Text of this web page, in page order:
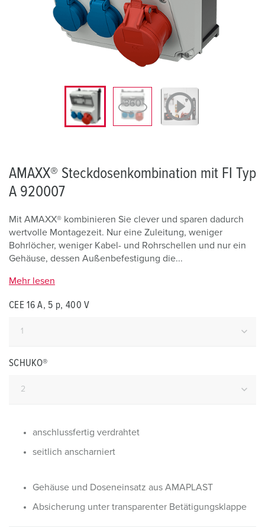
AMAXX® Steckdosenkombination mit FI Typ
A 920007
Mit AMAXX® kombinieren Sie clever und sparen dadurch
wertvolle Montagezeit. Nur eine Zuleitung, weniger
Bohrlöcher, weniger Kabel- und Rohrschellen und nur ein
Gehäuse, dessen Außenbefestigung die...
Mehr lesen
CEE 16 A, 5 p, 400 V
SCHUKO®
anschlussfertig verdrahtet
seitlich anscharniert
Gehäuse und Doseneinsatz aus AMAPLAST
Absicherung unter transparenter Betätigungsklappe